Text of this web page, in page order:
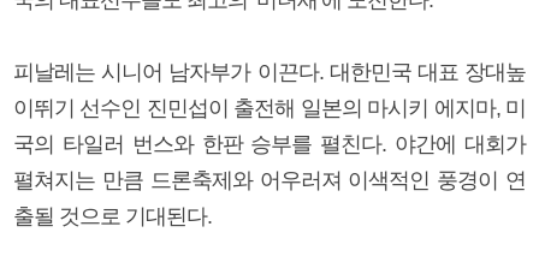
피날레는 시니어 남자부가 이끈다. 대한민국 대표 장대높
이뛰기 선수인 진민섭이 출전해 일본의 마시키 에지마, 미
국의 타일러 번스와 한판 승부를 펼친다. 야간에 대회가
펼쳐지는 만큼 드론축제와 어우러져 이색적인 풍경이 연
출될 것으로 기대된다.